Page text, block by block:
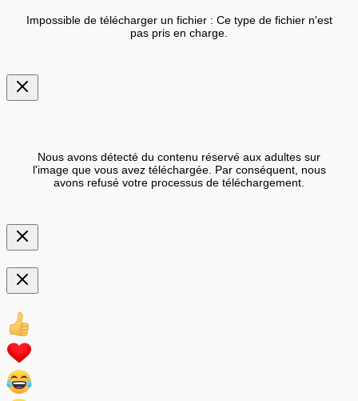
Impossible de télécharger un fichier : Ce type de fichier n'est
pas pris en charge.
Nous avons détecté du contenu réservé aux adultes sur
l'image que vous avez téléchargée. Par conséquent, nous
avons refusé votre processus de téléchargement.